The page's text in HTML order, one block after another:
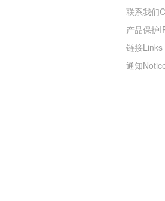
联系我们
产品保护
链接Links
通知